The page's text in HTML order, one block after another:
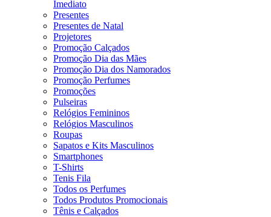
Imediato
Presentes
Presentes de Natal
Projetores
Promoção Calçados
Promoção Dia das Mães
Promoção Dia dos Namorados
Promoção Perfumes
Promoções
Pulseiras
Relógios Femininos
Relógios Masculinos
Roupas
Sapatos e Kits Masculinos
Smartphones
T-Shirts
Tenis Fila
Todos os Perfumes
Todos Produtos Promocionais
Tênis e Calçados